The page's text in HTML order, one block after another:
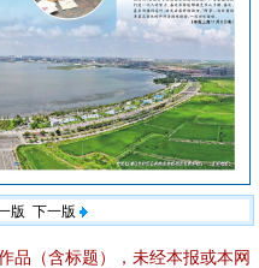
版 下一版
品（含标题），未经本报或本网